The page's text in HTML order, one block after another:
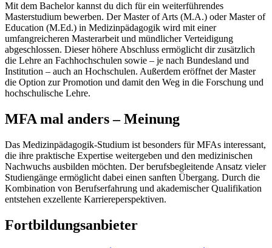
Mit dem Bachelor kannst du dich für ein weiterführendes
Masterstudium bewerben. Der Master of Arts (M.A.) oder Master of
Education (M.Ed.) in Medizinpädagogik wird mit einer
umfangreicheren Masterarbeit und mündlicher Verteidigung
abgeschlossen. Dieser höhere Abschluss ermöglicht dir zusätzlich
die Lehre an Fachhochschulen sowie – je nach Bundesland und
Institution – auch an Hochschulen. Außerdem eröffnet der Master
die Option zur Promotion und damit den Weg in die Forschung und
hochschulische Lehre.
MFA mal anders – Meinung
Das Medizinpädagogik-Studium ist besonders für MFAs interessant,
die ihre praktische Expertise weitergeben und den medizinischen
Nachwuchs ausbilden möchten. Der berufsbegleitende Ansatz vieler
Studiengänge ermöglicht dabei einen sanften Übergang. Durch die
Kombination von Berufserfahrung und akademischer Qualifikation
entstehen exzellente Karriereperspektiven.
Fortbildungsanbieter